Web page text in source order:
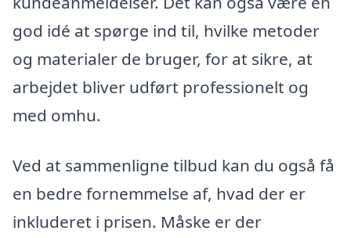
god idé at spørge ind til, hvilke metoder
og materialer de bruger, for at sikre, at
arbejdet bliver udført professionelt og
med omhu.
Ved at sammenligne tilbud kan du også få
en bedre fornemmelse af, hvad der er
inkluderet i prisen. Måske er der